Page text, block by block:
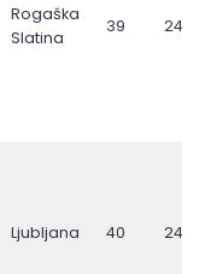
Rogaška
Slatina
39
Ljubljana 40